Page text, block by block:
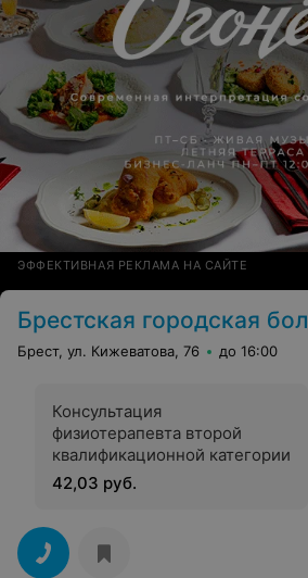
ЭФФЕКТИВНАЯ РЕКЛАМА НА САЙТЕ
Брестская городская больница № 1
Брест, ул. Кижеватова, 76 до 16:00
Консультация
физиотерапевта второй
квалификационной категории
42,03 руб.